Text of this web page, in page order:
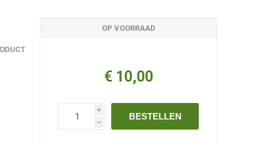
OP VOORRAAD
€ 10,00
i
h
BESTELLEN